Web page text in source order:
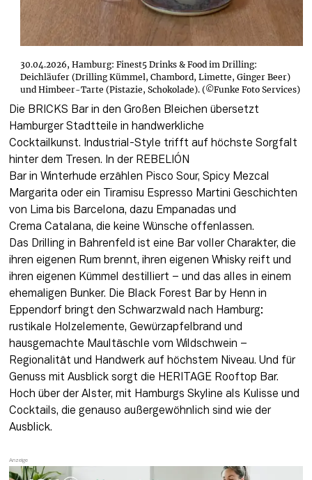
30.04.2026, Hamburg: Finest5 Drinks & Food im Drilling:
Deichläufer (Drilling Kümmel, Chambord, Limette, Ginger Beer)
und Himbeer-Tarte (Pistazie, Schokolade). (©Funke Foto Services)
Die BRICKS Bar in den Großen Bleichen übersetzt
Hamburger Stadtteile in handwerkliche
Cocktailkunst. Industrial-Style trifft auf höchste Sorgfalt
hinter dem Tresen. In der REBELIÓN
Bar in Winterhude erzählen Pisco Sour, Spicy Mezcal
Margarita oder ein Tiramisu Espresso Martini Geschichten
von Lima bis Barcelona, dazu Empanadas und
Crema Catalana, die keine Wünsche offenlassen.
Das Drilling in Bahrenfeld ist eine Bar voller Charakter, die
ihren eigenen Rum brennt, ihren eigenen Whisky reift und
ihren eigenen Kümmel destilliert – und das alles in einem
ehemaligen Bunker. Die Black Forest Bar by Henn in
Eppendorf bringt den Schwarzwald nach Hamburg:
rustikale Holzelemente, Gewürzapfelbrand und
hausgemachte Maultäschle vom Wildschwein –
Regionalität und Handwerk auf höchstem Niveau. Und für
Genuss mit Ausblick sorgt die HERITAGE Rooftop Bar.
Hoch über der Alster, mit Hamburgs Skyline als Kulisse und
Cocktails, die genauso außergewöhnlich sind wie der
Ausblick.